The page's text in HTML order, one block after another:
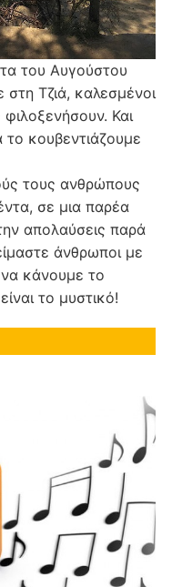
του Αυγούστου
Τζιά, καλεσμένοι
Και
κουβεντιάζουμε
τους ανθρώπους
σε μια παρέα
απολαύσεις παρά
άνθρωποι με
κάνουμε το
το μυστικό!